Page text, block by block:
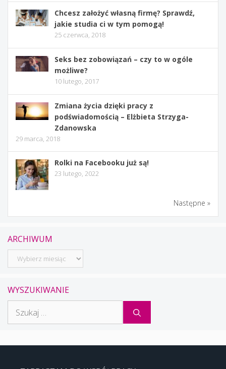
Chcesz założyć własną firmę? Sprawdź,
jakie studia ci w tym pomogą!
25 czerwca, 2018
Seks bez zobowiązań – czy to w ogóle
możliwe?
10 lutego, 2017
Zmiana życia dzięki pracy z
podświadomością – Elżbieta Strzyga-
Zdanowska
29 marca, 2018
Rolki na Facebooku już są!
23 lutego, 2022
Następne »
ARCHIWUM
Archiwum
WYSZUKIWANIE